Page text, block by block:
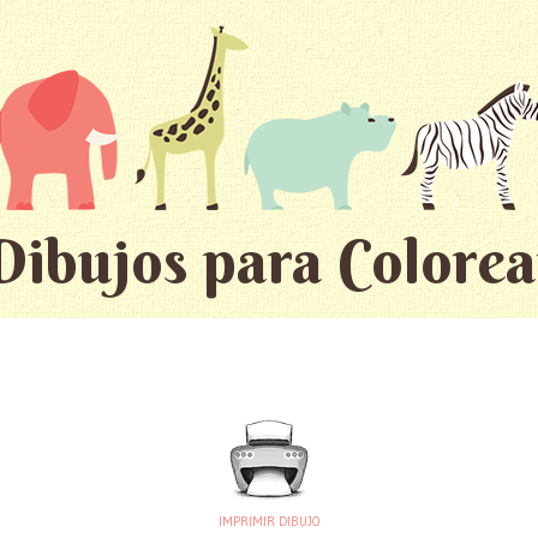
para
IMPRIMIR DIBUJO